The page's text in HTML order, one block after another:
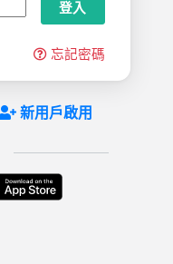
登入
忘記密碼
新用戶啟用